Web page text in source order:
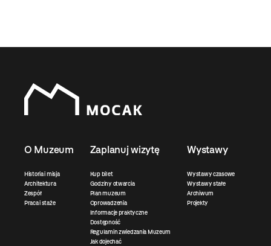
O Muzeum
Historia i misja
Architektura
Zespół
Praca i staże
Zaplanuj wizytę
Kup bilet
Godziny otwarcia
Plan muzeum
Oprowadzenia
Informacje praktyczne
Dostępność
Regulamin zwiedzania Muzeum
Jak dojechać
Wystawy
Wystawy czasowe
Wystawy stałe
Archiwum
Projekty